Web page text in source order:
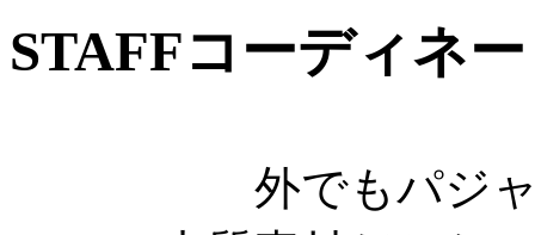
STAFFコーディネ
外でもパジ